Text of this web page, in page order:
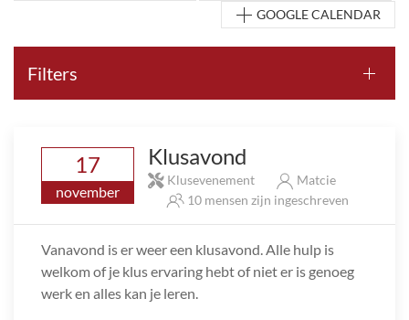
GOOGLE CALENDAR
Filters
17
november
Klusavond
Klusevenement
Matcie
10 mensen zijn ingeschreven
Vanavond is er weer een klusavond. Alle hulp is
welkom of je klus ervaring hebt of niet er is genoeg
werk en alles kan je leren.